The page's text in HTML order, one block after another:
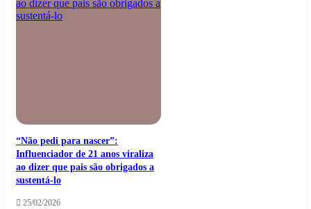
“Não pedi para nascer”:
Influenciador de 21 anos viraliza
ao dizer que pais são obrigados a
sustentá-lo
25/02/2026